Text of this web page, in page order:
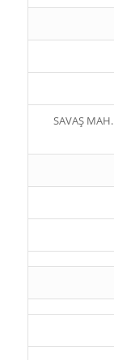
SAVAŞ